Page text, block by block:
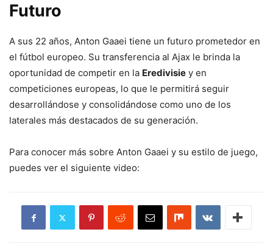
Futuro
A sus 22 años, Anton Gaaei tiene un futuro prometedor en
el fútbol europeo. Su transferencia al Ajax le brinda la
oportunidad de competir en la Eredivisie y en
competiciones europeas, lo que le permitirá seguir
desarrollándose y consolidándose como uno de los
laterales más destacados de su generación.
Para conocer más sobre Anton Gaaei y su estilo de juego,
puedes ver el siguiente video: